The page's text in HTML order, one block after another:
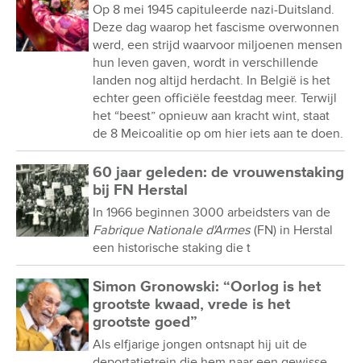
Op 8 mei 1945 capituleerde nazi-Duitsland.
Deze dag waarop het fascisme overwonnen
werd, een strijd waarvoor miljoenen mensen
hun leven gaven, wordt in verschillende
landen nog altijd herdacht. In België is het
echter geen officiële feestdag meer. Terwijl
het “beest” opnieuw aan kracht wint, staat
de 8 Meicoalitie op om hier iets aan te doen.
60 jaar geleden: de vrouwenstaking
bij FN Herstal
In 1966 beginnen 3000 arbeidsters van de
Fabrique Nationale d'Armes (FN) in Herstal
een historische staking die t
Simon Gronowski: “Oorlog is het
grootste kwaad, vrede is het
grootste goed”
Als elfjarige jongen ontsnapt hij uit de